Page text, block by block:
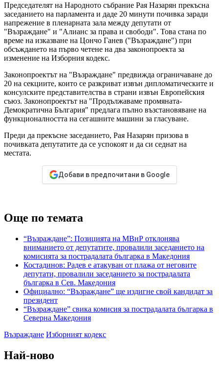
Председателят на Народното събрание Рая Назарян прекъсна
заседанието на парламента и даде 20 минути почивка заради
напрежение в пленарната зала между депутати от
"Възраждане" и "Алианс за права и свободи". Това стана по
време на изказване на Цончо Ганев ("Възраждане") при
обсъждането на първо четене на два законопроекта за
изменение на Изборния кодекс.
Законопроектът на "Възраждане" предвижда ограничаване до
20 на секциите, които се разкриват извън дипломатическите и
консулските представителства в страни извън Европейския
съюз. Законопроектът на "Продължаваме промяната-
Демократична България" предлага пълно възстановяване на
функционалността на сегашните машини за гласуване.
Преди да прекъсне заседанието, Рая Назарян призова в
почивката депутатите да се успокоят и да си седнат на
местата.
Добави в предпочитани в Google
Още по темата
“Възраждане”: Позицията на МВнР отклонява
вниманието от депутатите, провалили заседанието на
комисията за пострадалата българка в Македония
Костадинов: Радев е атакуван от плажа от неговите
депутати, провалили заседанието за пострадалата
българка в Сев. Македония
Официално: “Възраждане” ще издигне свой кандидат за
президент
“Възраждане” свика комисия за пострадалата българка в
Северна Македония
Възраждане Изборният кодекс
Най-ново